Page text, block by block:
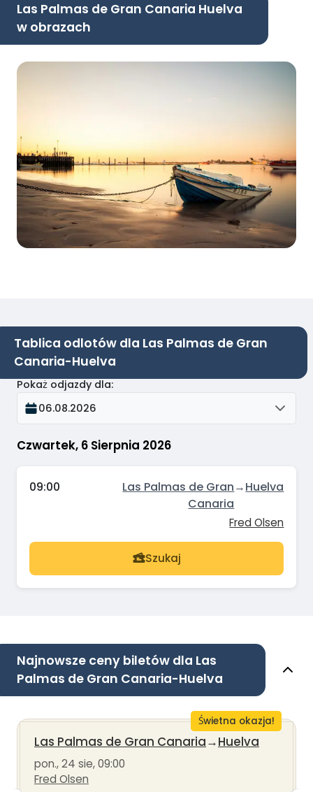
Las Palmas de Gran Canaria Huelva
w obrazach
Tablica odlotów dla Las Palmas de Gran
Canaria-Huelva
Czwartek, 6 Sierpnia 2026
Pokaż odjazdy dla:
06.08.2026
09:00
Las Palmas de Gran
Canaria
→Huelva
Fred Olsen
Szukaj
Najnowsze ceny biletów dla Las
Palmas de Gran Canaria-Huelva
Świetna okazja!
Las Palmas de Gran Canaria→Huelva
pon., 24 sie, 09:00
Fred Olsen